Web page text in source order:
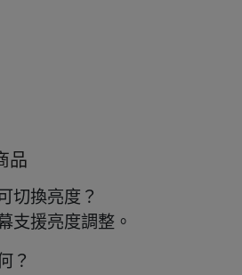
品
切換亮度？
支援亮度調整。
？